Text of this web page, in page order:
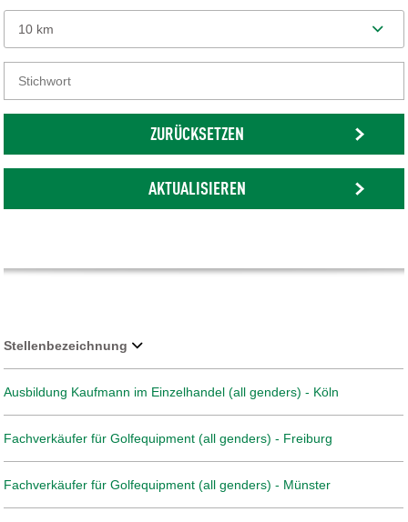
10 km
ZURÜCKSETZEN
AKTUALISIEREN
Stellenbezeichnung
Ausbildung Kaufmann im Einzelhandel (all genders) - Köln
Fachverkäufer für Golfequipment (all genders) - Freiburg
Fachverkäufer für Golfequipment (all genders) - Münster